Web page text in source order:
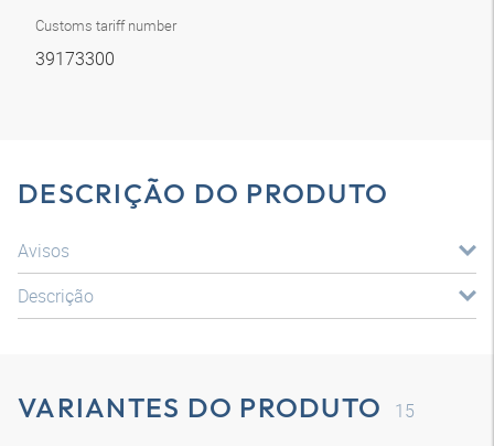
Customs tariff number
39173300
DESCRIÇÃO DO PRODUTO
Avisos
Descrição
VARIANTES DO PRODUTO
15